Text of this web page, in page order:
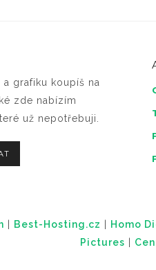
a grafiku koupíš na
zde nabízím
už nepotřebuji.
Best-Hosting.cz Homo
Pictures